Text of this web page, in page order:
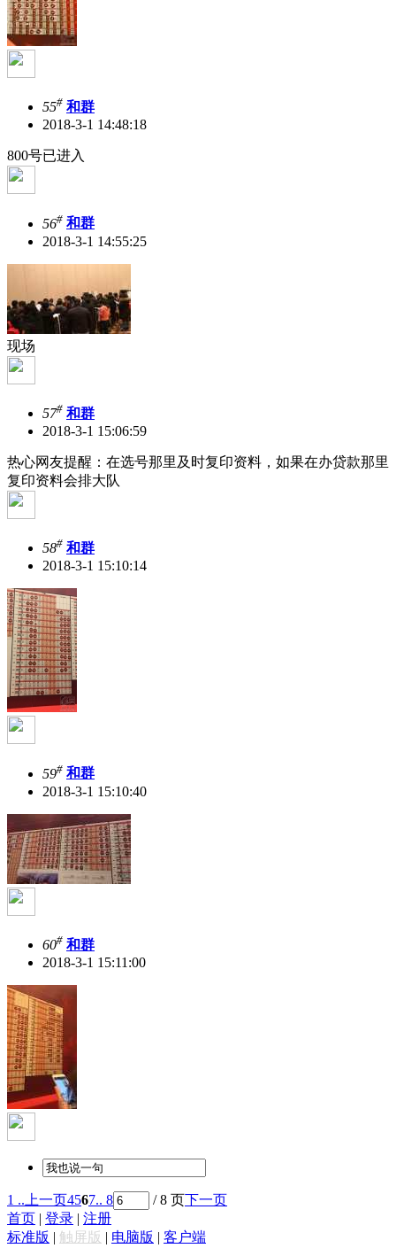
55# 和群
2018-3-1 14:48:18
800号已进入
56# 和群
2018-3-1 14:55:25
现场
57# 和群
2018-3-1 15:06:59
热心网友提醒：在选号那里及时复印资料，如果在办贷款那里
复印资料会排大队
58# 和群
2018-3-1 15:10:14
59# 和群
2018-3-1 15:10:40
60# 和群
2018-3-1 15:11:00
1 .. 上一页4567.. 8 / 8 页下一页
首页 | 登录 | 注册
标准版 | 触屏版 | 电脑版 | 客户端